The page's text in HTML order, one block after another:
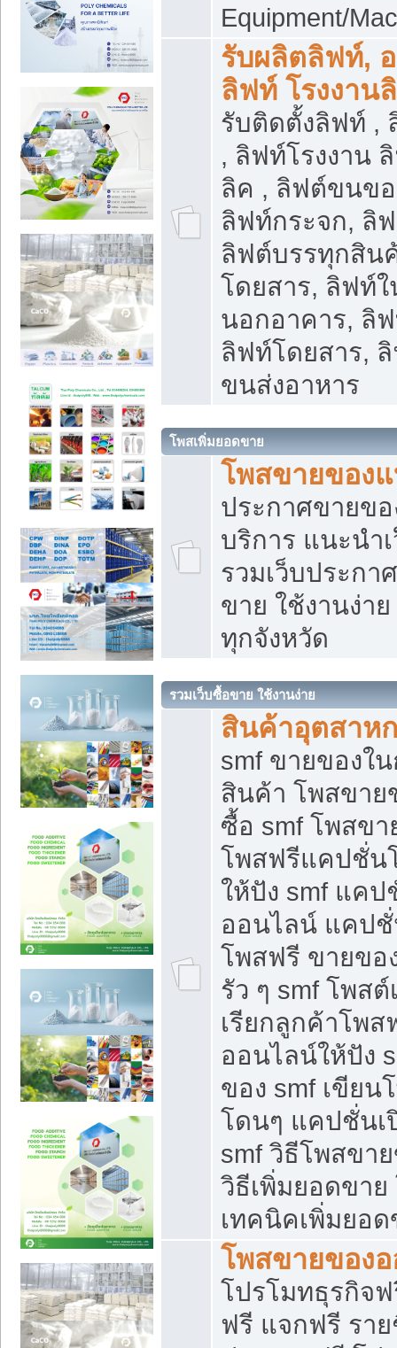
Equipment/
รับผลิตลิฟท์,
ลิฟท์ โรงงาน
รับติดตั้งลิฟท์ ,
, ลิฟท์โรงงาน
ลิค , ลิฟต์ขนข
ลิฟท์กระจก, ลิ
ลิฟต์บรรทุกสิน
โดยสาร, ลิฟท์
นอกอาคาร, ลิ
ลิฟท์โดยสาร,
ขนส่งอาหาร
โพสเพิ่มยอดขาย
โพสขายของ
ประกาศขายข
บริการ แนะนำ
รวมเว็บประกา
ขาย ใช้งานง่า
ทุกจังหวัด
รวมเว็บซื้อขาย ใช้งานง่าย
สินค้าอุตสาห
smf ขายของใ
สินค้า โพสขาย
ซื้อ smf โพสข
โพสฟรีแคปชั่น
ให้ปัง smf แค
ออนไลน์ แคป
โพสฟรี ขายขอ
รัว ๆ smf โพส
เรียกลูกค้าโพส
ออนไลน์ให้ปัง
ของ smf เขียน
โดนๆ แคปชั่นเ
smf วิธีโพสขา
วิธีเพิ่มยอดขาย
เทคนิคเพิ่มยอด
โพสขายของ
โปรโมทธุรกิจ
ฟรี แจกฟรี ราย